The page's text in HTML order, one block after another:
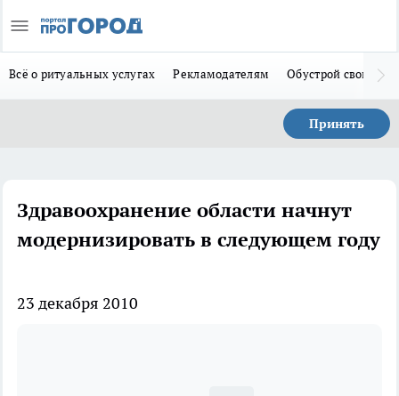
Всё о ритуальных услугах Рекламодателям Обустрой свой дом
Принять
Здравоохранение области начнут
модернизировать в следующем году
23 декабря 2010